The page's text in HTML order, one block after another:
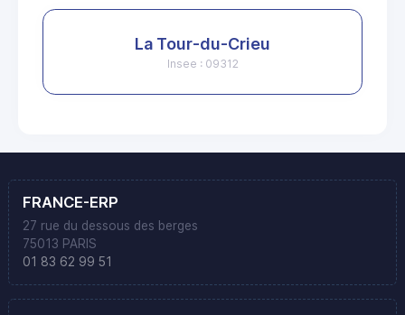
La Tour-du-Crieu
Insee : 09312
FRANCE-ERP
27 rue du dessous des berges
75013 PARIS
01 83 62 99 51